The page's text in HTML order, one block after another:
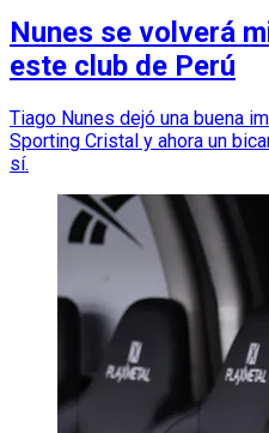
Nunes se volverá
este club de Perú
Tiago Nunes dejó una buena
Sporting Cristal y ahora un
sí.